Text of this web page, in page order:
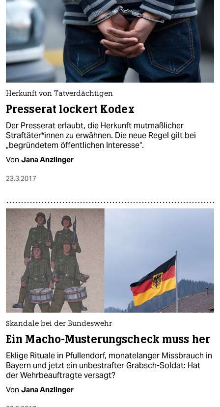
Herkunft von Tatverdächtigen
Presserat lockert Kodex
Der Presserat erlaubt, die Herkunft mutmaßlicher
Straftäter*innen zu erwähnen. Die neue Regel gilt bei
„begründetem öffentlichen Interesse“.
Von Jana Anzlinger
23.3.2017
Skandale bei der Bundeswehr
Ein Macho-Musterungscheck muss her
Eklige Rituale in Pfullendorf, monatelanger Missbrauch in
Bayern und jetzt ein unbestrafter Grabsch-Soldat: Hat
der Wehrbeauftragte versagt?
Von Jana Anzlinger